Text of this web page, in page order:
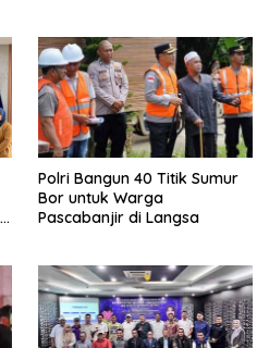
Polri Bangun 40 Titik Sumur
Bor untuk Warga
Pascabanjir di Langsa